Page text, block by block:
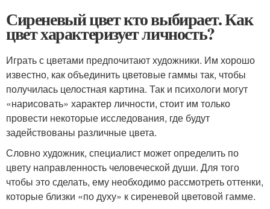
Сиреневый цвет кто выбирает. Как
цвет характеризует личность?
Играть с цветами предпочитают художники. Им хорошо
известно, как объединить цветовые гаммы так, чтобы
получилась целостная картина. Так и психологи могут
«нарисовать» характер личности, стоит им только
провести некоторые исследования, где будут
задействованы различные цвета.
Словно художник, специалист может определить по
цвету направленность человеческой души. Для того
чтобы это сделать, ему необходимо рассмотреть оттенки,
которые близки «по духу» к сиреневой цветовой гамме.